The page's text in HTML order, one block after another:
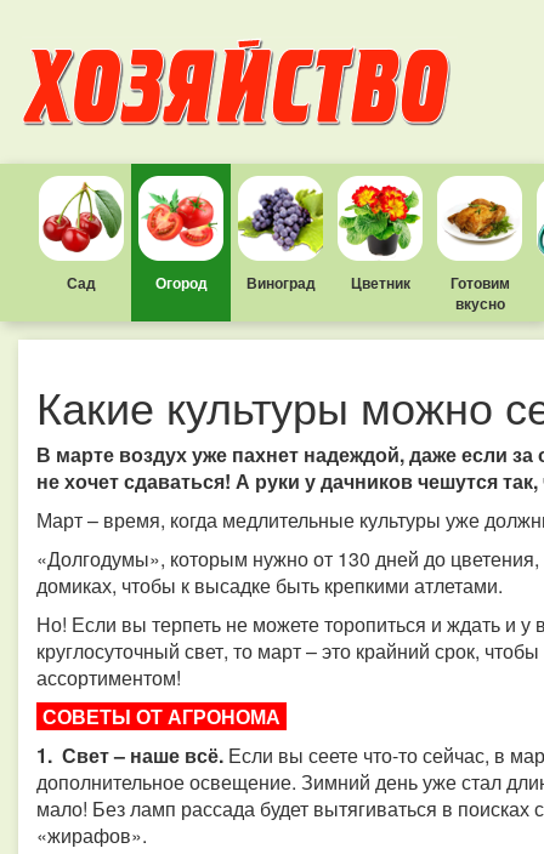
Сад Огород Виноград Цветник
Готовим
вкусно
Какие культуры можно
В марте воздух уже пахнет надеждой, даже если
не хочет сдаваться! А руки у дачников чешутся
Март – время, когда медлительные культуры уже
«Долгодумы», которым нужно от 130 дней до
домиках, чтобы к высадке быть крепкими атлетами.
Но! Если вы терпеть не можете торопиться и ждать и у
круглосуточный свет, то март – это крайний срок,
ассортиментом!
СОВЕТЫ ОТ АГРОНОМА
1. Свет – наше всё. Если вы сеете что-то сейчас, в
дополнительное освещение. Зимний день уже стал
мало! Без ламп рассада будет вытягиваться в
«жирафов».